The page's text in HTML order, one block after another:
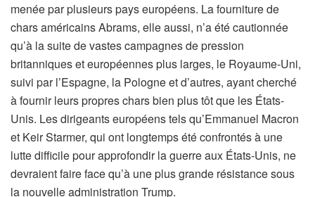
menée par plusieurs pays européens. La fourniture de
chars américains Abrams, elle aussi, n’a été cautionnée
qu’à la suite de vastes campagnes de pression
britanniques et européennes plus larges, le Royaume-Uni,
suivi par l’Espagne, la Pologne et d’autres, ayant cherché
à fournir leurs propres chars bien plus tôt que les États-
Unis. Les dirigeants européens tels qu’Emmanuel Macron
et Keir Starmer, qui ont longtemps été confrontés à une
lutte difficile pour approfondir la guerre aux États-Unis, ne
devraient faire face qu’à une plus grande résistance sous
la nouvelle administration Trump.